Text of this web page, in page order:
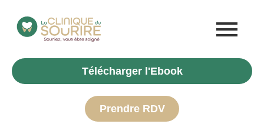
contenu
Télécharger l'Ebook
Prendre RDV